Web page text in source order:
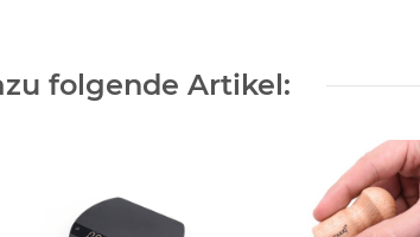
folgende Artikel: